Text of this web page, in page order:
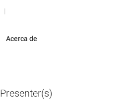
|
Presenter(s)